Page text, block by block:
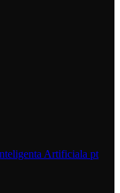
Artificiala pt